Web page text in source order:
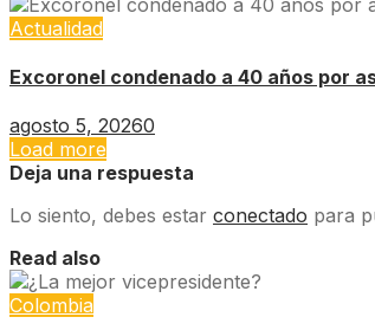
Actualidad
Excoronel condenado a 40 años por
agosto 5, 20260
Load more
Deja una respuesta
Lo siento, debes estar conectado para
Read also
Colombia